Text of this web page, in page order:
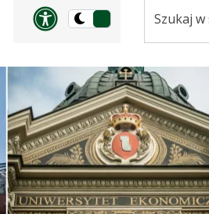
Panel
Przełącz
ciemną
serwisie